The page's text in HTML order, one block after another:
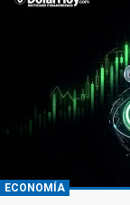
ECONOMÍA